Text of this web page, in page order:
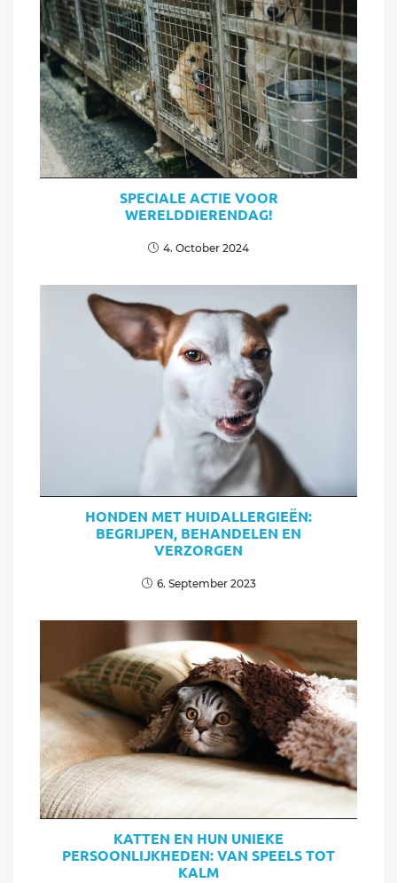
SPECIALE ACTIE VOOR
WERELDDIERENDAG!
4. October 2024
HONDEN MET HUIDALLERGIEËN:
BEGRIJPEN, BEHANDELEN EN
VERZORGEN
6. September 2023
KATTEN EN HUN UNIEKE
PERSOONLIJKHEDEN: VAN SPEELS TOT
KALM